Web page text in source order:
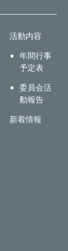
活動内容
年間行事
予定表
委員会活
動報告
新着情報